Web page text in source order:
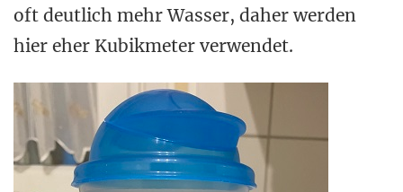
oft deutlich mehr Wasser, daher werden
hier eher Kubikmeter verwendet.